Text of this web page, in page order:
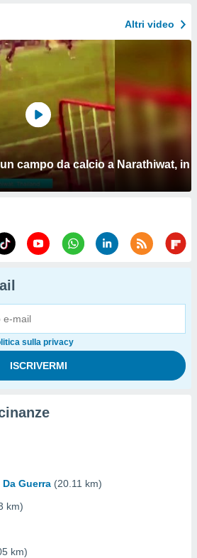
Altri video
campo da calcio a Narathiwat, in
sulla privacy
Guerra (20.11 km)
km)
km)